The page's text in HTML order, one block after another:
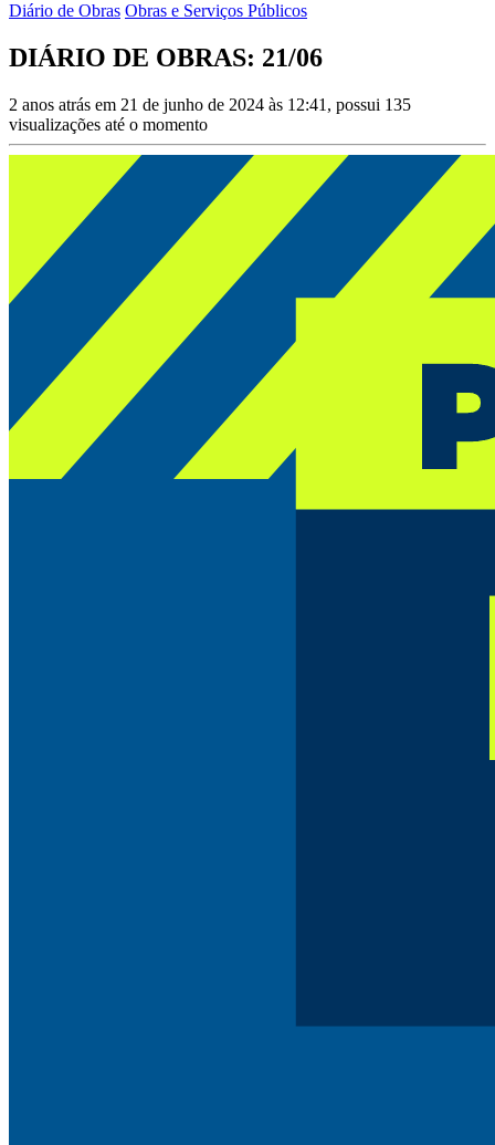
Diário de Obras Obras e Serviços Públicos
DIÁRIO DE OBRAS: 21/06
2 anos atrás em 21 de junho de 2024 às 12:41, possui 135
visualizações até o momento